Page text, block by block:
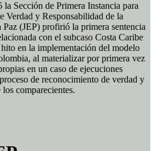
la Sección de Primera Instancia para
Verdad y Responsabilidad de la
(JEP) profirió la primera sentencia
con el subcaso Costa Caribe
en la implementación del modelo
al materializar por primera vez
en un caso de ejecuciones
de reconocimiento de verdad y
comparecientes.